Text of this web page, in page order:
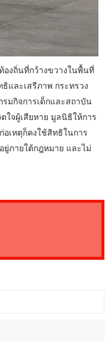
องถิ่นที่กว้างขวางในพื้นที่
และเสรีภาพ กระทรวง
มกิจการเด็กและสถาบัน
ใจผู้เสียหาย มูลนิธิให้การ
เหตุก็คงใช้สิทธิในการ
ภายใต้กฎหมาย และไม่